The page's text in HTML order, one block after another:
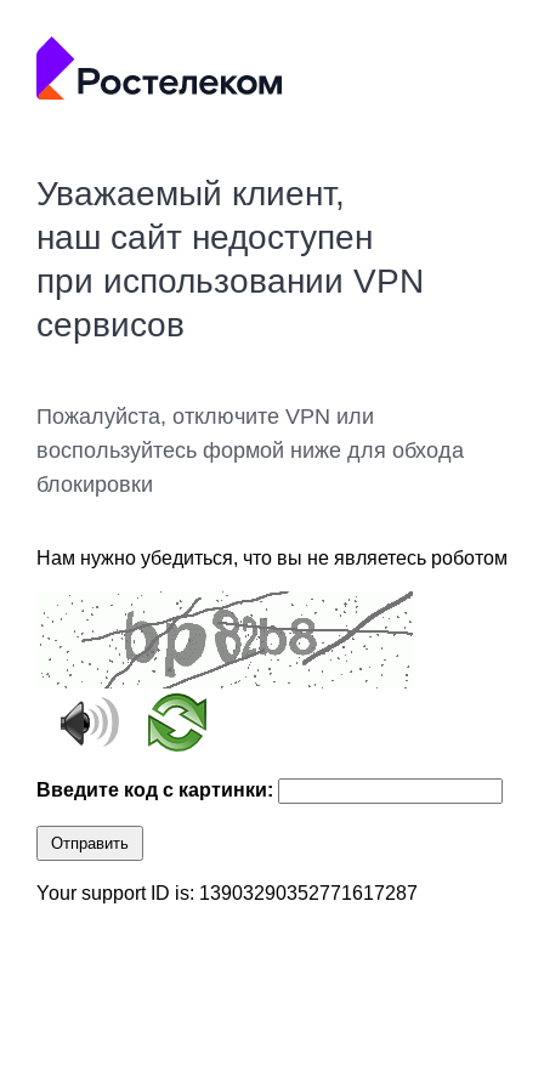
Уважаемый клиент,
наш сайт недоступен
при использовании VPN
сервисов
Пожалуйста, отключите VPN или
воспользуйтесь формой ниже для обхода
блокировки
Нам нужно убедиться, что вы не являетесь роботом
Введите код с картинки:
Отправить
Your support ID is: 13903290352771617287